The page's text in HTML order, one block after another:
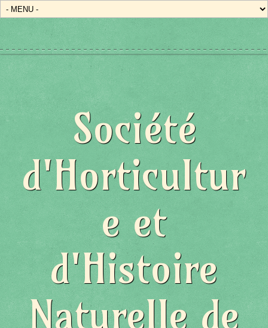
Société
d'Horticultur
e et
d'Histoire
Naturelle de